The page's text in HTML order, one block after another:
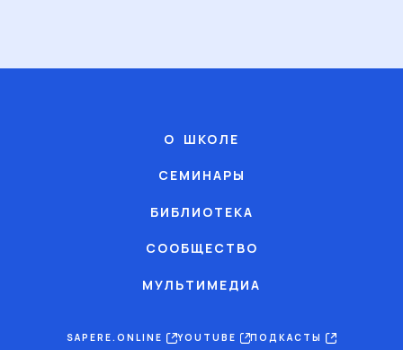
О ШКОЛЕ
СЕМИНАРЫ
БИБЛИОТЕКА
СООБЩЕСТВО
МУЛЬТИМЕДИА
SAPERE.ONLINE YOUTUBE
ПОДКАСТЫ